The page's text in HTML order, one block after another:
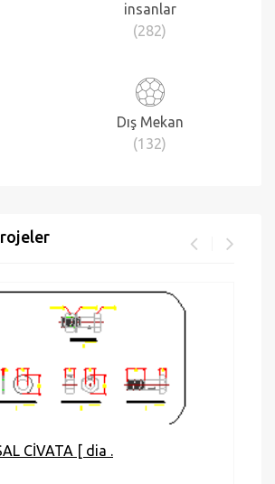
insanlar
(282)
Dış Mekan
(132)
CİVATA [ dia .